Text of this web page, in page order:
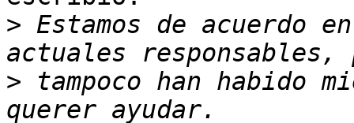
> Estamos de acuerdo
> tampoco han habido